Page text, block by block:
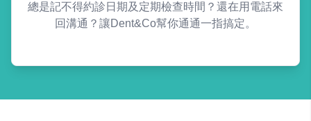
總是記不得約診日期及定期檢查時間？還在用電話來
回溝通？讓Dent&Co幫你通通一指搞定。